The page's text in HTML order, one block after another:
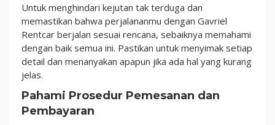
Untuk menghindari kejutan tak terduga dan
memastikan bahwa perjalananmu dengan Gavriel
Rentcar berjalan sesuai rencana, sebaiknya memahami
dengan baik semua ini. Pastikan untuk menyimak setiap
detail dan menanyakan apapun jika ada hal yang kurang
jelas.
Pahami Prosedur Pemesanan dan
Pembayaran